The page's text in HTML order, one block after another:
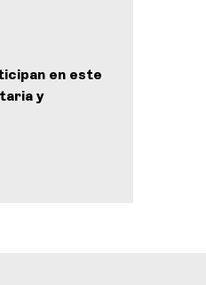
en este
y